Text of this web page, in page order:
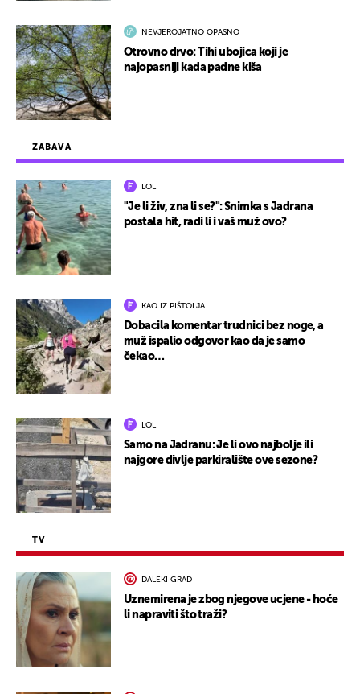
ZABAVA
LOL
"Je li živ, zna li se?": Snimka s Jadrana
postala hit, radi li i vaš muž ovo?
KAO IZ PIŠTOLJA
Dobacila komentar trudnici bez noge, a
muž ispalio odgovor kao da je samo
čekao…
LOL
Samo na Jadranu: Je li ovo najbolje ili
najgore divlje parkiralište ove sezone?
TV
DALEKI GRAD
Uznemirena je zbog njegove ucjene - hoće
li napraviti što traži?
NEVJEROJATNO OPASNO
Otrovno drvo: Tihi ubojica koji je
najopasniji kada padne kiša